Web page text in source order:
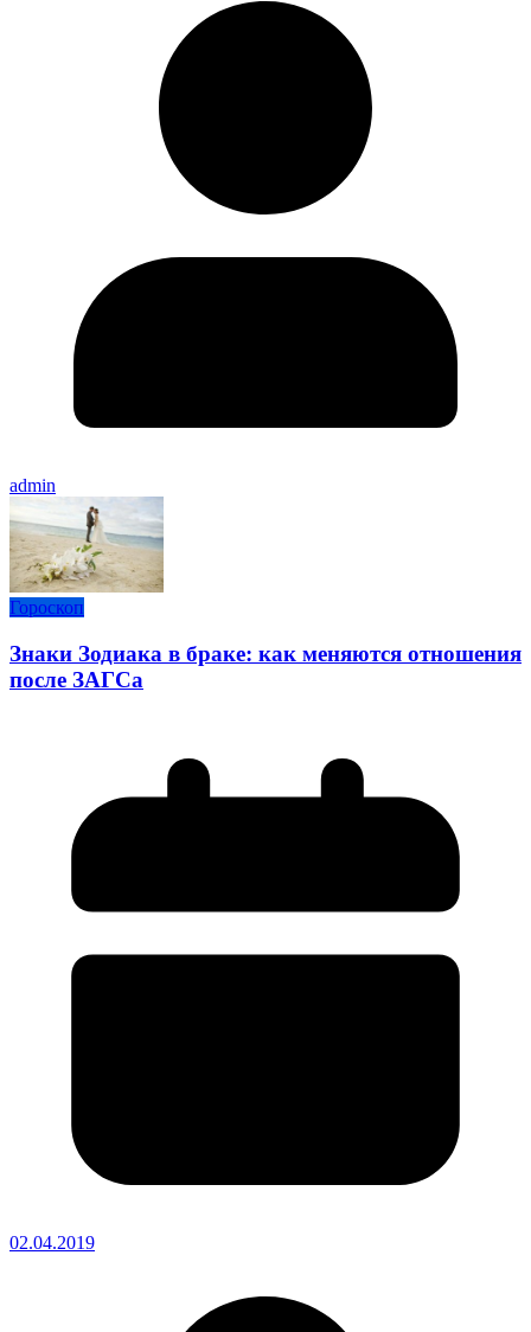
admin
Гороскоп
Знаки Зодиака в браке: как меняются отношения
после ЗАГСа
02.04.2019